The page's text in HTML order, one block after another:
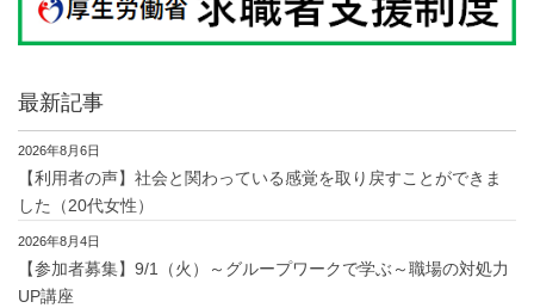
最新記事
2026年8月6日
【利用者の声】社会と関わっている感覚を取り戻すことができま
した（20代女性）
2026年8月4日
【参加者募集】9/1（火）～グループワークで学ぶ～職場の対処力
UP講座